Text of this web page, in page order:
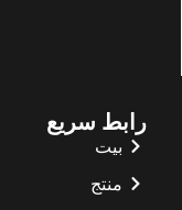
رابط سريع
بيت
منتج